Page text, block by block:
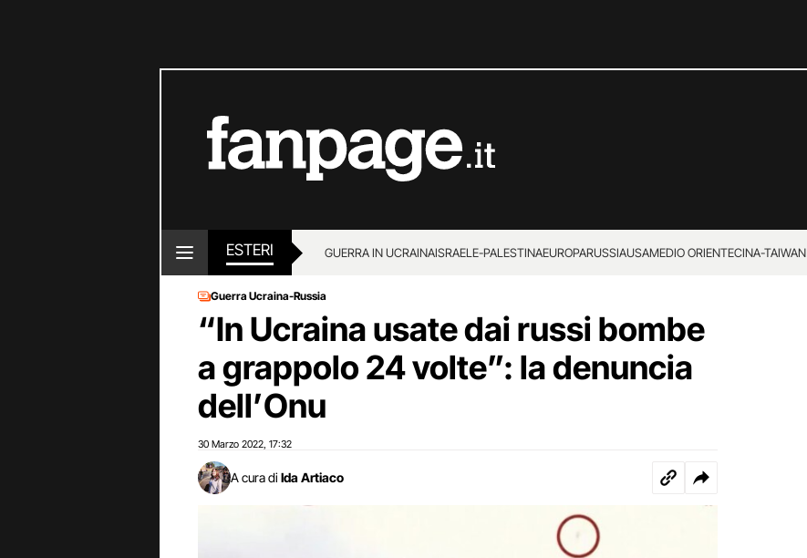
ESTERI GUERRA IN UCRAINAISRAELE-PALESTINAEUROPARUSSIAUSAMEDIO ORIENTECINA-TAIWAN
Guerra Ucraina-Russia
“In Ucraina usate dai russi bombe
a grappolo 24 volte”: la denuncia
dell’Onu
30 Marzo 2022 17:32
A cura di Ida Artiaco